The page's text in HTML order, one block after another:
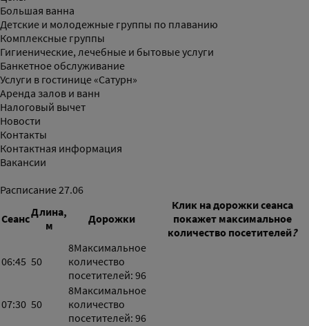
Большая ванна
Детские и молодежные группы по плаванию
Комплексные группы
Гигиенические, лечебные и бытовые услуги
Банкетное обслуживание
Услуги в гостинице «Сатурн»
Аренда залов и ванн
Налоговый вычет
Новости
Контакты
Контактная информация
Вакансии
Расписание27.06
СеансДлина,
м
Дорожки
Клик на дорожки сеанса
покажет максимальное
количество посетителей?
06:45 50
8Максимальное
количество
посетителей: 96
07:30 50
8Максимальное
количество
посетителей: 96